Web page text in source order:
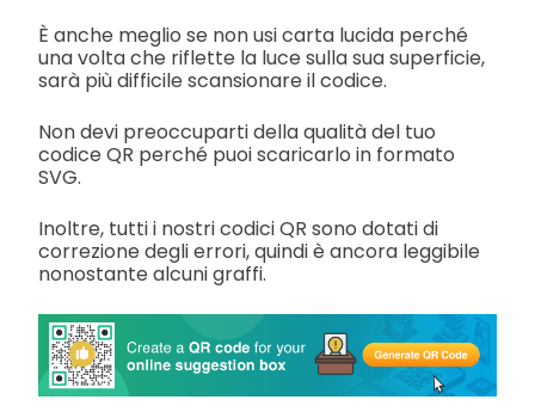
È anche meglio se non usi carta lucida perché
una volta che riflette la luce sulla sua superficie,
sarà più difficile scansionare il codice.
Non devi preoccuparti della qualità del tuo
codice QR perché puoi scaricarlo in formato
SVG.
Inoltre, tutti i nostri codici QR sono dotati di
correzione degli errori, quindi è ancora leggibile
nonostante alcuni graffi.